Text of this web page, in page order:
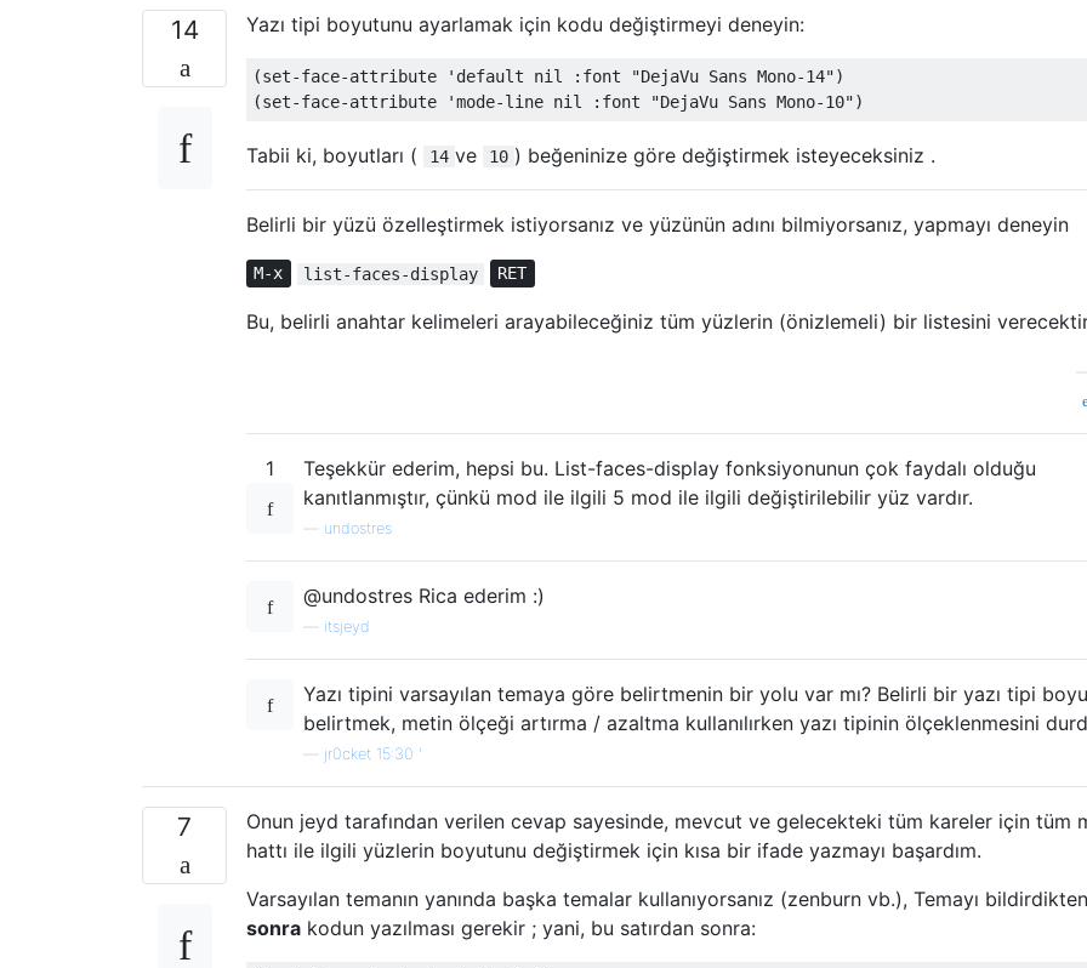
14 Yazı tipi boyutunu ayarlamak için kodu değiştirmeyi deneyin:
(set-face-attribute 'default nil : font "DejaVu Sans Mono-14")
(set-face-attribute 'mode-line nil : font "DejaVu Sans Mono-10")
Tabii ki, boyutları ( 14 ve 10 ) beğeninize göre değiştirmek isteyeceksiniz .
Belirli bir yüzü özelleştirmek istiyorsanız ve yüzünün adını bilmiyorsanız, yapmayı deneyin
M-x list-faces-display RET
Bu, belirli anahtar kelimeleri arayabileceğiniz tüm yüzlerin (önizlemeli) bir listesini
1
Teşekkür ederim, hepsi bu. List-faces-display fonksiyonunun çok faydalı olduğu
kanıtlanmıştır, çünkü mod ile ilgili 5 mod ile ilgili değiştirilebilir yüz vardır.
undostres
@undostres Rica ederim :)
itsjeyd
Yazı tipini varsayılan temaya göre belirtmenin bir yolu var mı? Belirli bir yazı tipi
belirtmek, metin ölçeği artırma / azaltma kullanılırken yazı tipinin ölçeklenmesini
jr0cket 15:30 '
7
Onun jeyd tarafından verilen cevap sayesinde, mevcut ve gelecekteki tüm kareler için tüm
hattı ile ilgili yüzlerin boyutunu değiştirmek için kısa bir ifade yazmayı başardım.
Varsayılan temanın yanında başka temalar kullanıyorsanız (zenburn vb.), Temayı bildirdikten
sonra kodun yazılması gerekir ; yani, bu satırdan sonra: